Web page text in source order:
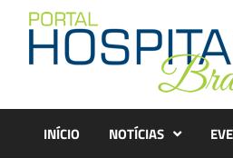
content
INÍCIO NOTÍCIAS